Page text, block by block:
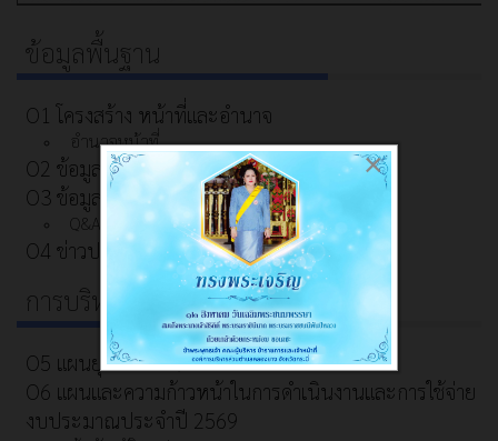
ข้อมูลพื้นฐาน
O1 โครงสร้าง หน้าที่และอำนาจ
อำนาจหน้าที่
O2 ข้อมูลผู้บริหาร
O3 ข้อมูลการติดต่อและช่องทางการสอบถาม
Q&A Webbroad
O4 ข่าวประชาสัมพันธ์
การบริหารงาน
O5 แผนยุทธศาสตร์/พัฒนาหน่วยงาน
O6 แผนและความก้าวหน้าในการดําเนินงานและการใช้จ่าย
งบประมาณประจําปี 2569
×